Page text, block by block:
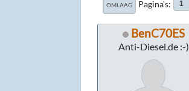
OMLAAG Pagina's 1
BenC70ES
Anti-Diesel.de :-)